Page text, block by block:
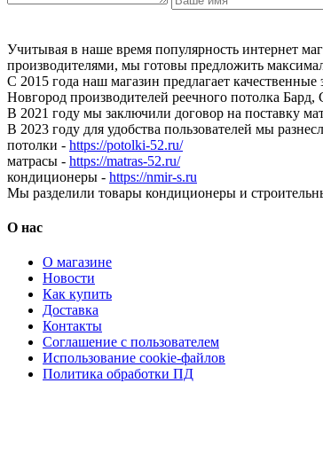
Учитывая в наше время популярность интернет
производителями, мы готовы предложить
С 2015 года наш магазин предлагает
Новгород производителей реечного потолка Бард,
В 2021 году мы заключили договор на поставку
В 2023 году для удобства пользователей мы
потолки - https://potolki-52.ru/
матрасы - https://matras-52.ru/
кондиционеры - https://nmir-s.ru
Мы разделили товары кондиционеры и
О нас
О магазине
Новости
Как купить
Доставка
Контакты
Соглашение с пользователем
Использование cookie-файлов
Политика обработки ПД